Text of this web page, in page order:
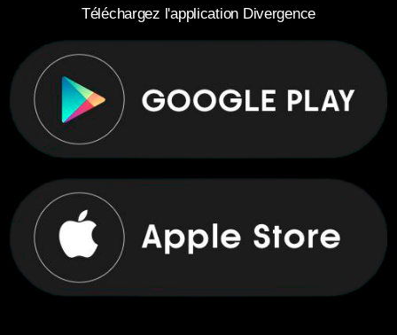
Téléchargez l'application Divergence